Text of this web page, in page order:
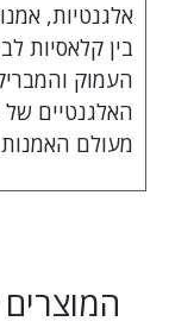
אלגנטיות,
בין קלאסיות
העמוק
האלגנטיים
מעולם האמנות
המוצרים